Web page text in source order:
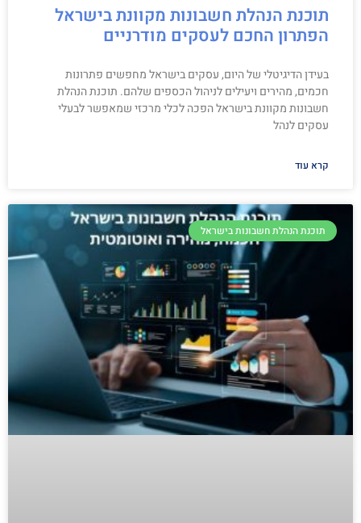
תוכנת הנהלת חשבונות מקוונת בישראל
הפתרון החכם לעסקים מודרניים
בעידן הדיגיטלי של היום, עסקים בישראל מחפשים פתרונות
חכמים, מהירים ויעילים לניהול הכספים שלהם. תוכנת הנהלת
חשבונות מקוונת בישראל הפכה לכלי מרכזי שמאפשר לבעלי
עסקים לנהל
קרא עוד
תוכנת הנהלת חשבונות בישראל